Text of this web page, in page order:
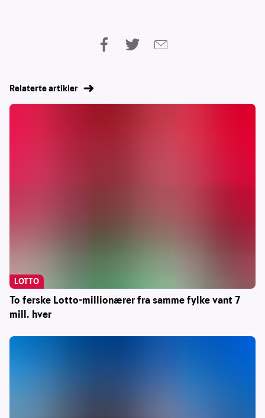
Relaterte artikler
To ferske Lotto-millionærer fra samme fylke vant 7
mill. hver
LOTTO